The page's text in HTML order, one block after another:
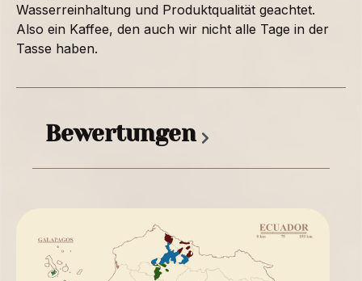
Wasserreinhaltung und Produktqualität geachtet.
Also ein Kaffee, den auch wir nicht alle Tage in der
Tasse haben.
Bewertungen